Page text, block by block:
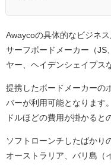
Awaycoの具体的なビジネ
サーフボードメーカー（JS
ヤー、ヘイデンシェイプス
提携したボードメーカーの
バーが利用可能となります
ドルほどの費用が掛かると
ソフトローンチしたばかり
オーストラリア、バリ島（